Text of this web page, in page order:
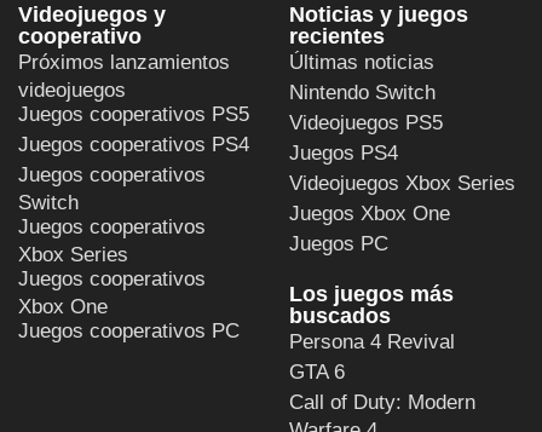
Videojuegos y
cooperativo
Próximos lanzamientos
videojuegos
Juegos cooperativos PS5
Juegos cooperativos PS4
Juegos cooperativos
Switch
Juegos cooperativos
Xbox Series
Juegos cooperativos
Xbox One
Juegos cooperativos PC
Noticias y juegos
recientes
Últimas noticias
Nintendo Switch
Videojuegos PS5
Juegos PS4
Videojuegos Xbox Series
Juegos Xbox One
Juegos PC
Los juegos más
buscados
Persona 4 Revival
GTA 6
Call of Duty: Modern
Warfare 4